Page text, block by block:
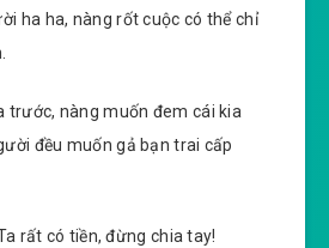
ha ha, nàng rốt cuộc có thể chỉ
trước, nàng muốn đem cái kia
đều muốn gả bạn trai cấp
rất có tiền, đừng chia tay!